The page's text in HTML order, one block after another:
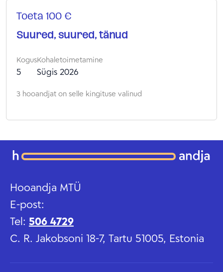
Toeta 100 €
Suured, suured, tänud
Kogus
5
Kohaletoimetamine
Sügis 2026
3 hooandjat on selle kingituse valinud
Hooandja MTÜ
E-post:
Tel: 506 4729
C. R. Jakobsoni 18-7, Tartu 51005, Estonia